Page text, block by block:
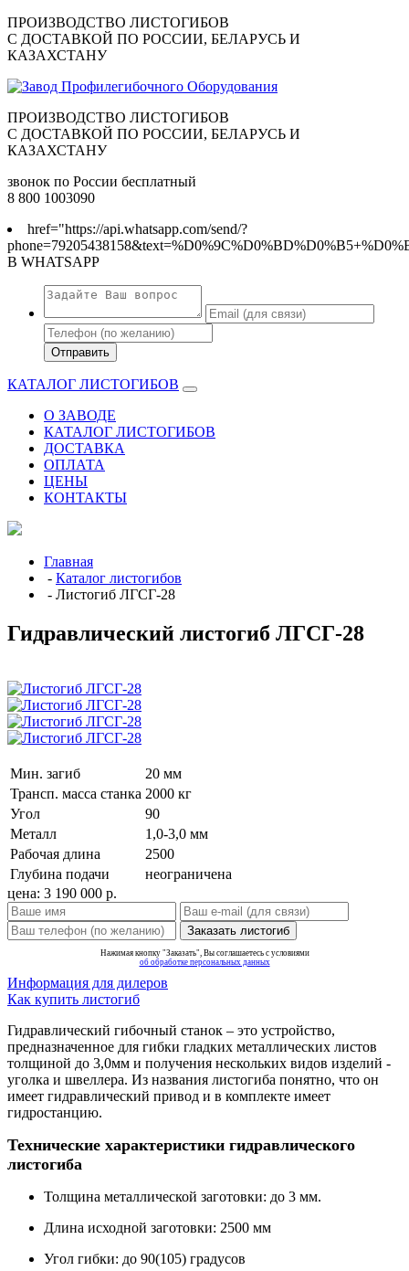
ПРОИЗВОДСТВО ЛИСТОГИБОВ
C ДОСТАВКОЙ ПО РОССИИ, БЕЛАРУСЬ И
КАЗАХСТАНУ
ПРОИЗВОДСТВО ЛИСТОГИБОВ
C ДОСТАВКОЙ ПО РОССИИ, БЕЛАРУСЬ И
КАЗАХСТАНУ
звонок по России бесплатный
8 800 1003090
href="https://api.whatsapp.com/send/?
В WHATSAPP
КАТАЛОГ ЛИСТОГИБОВ
О ЗАВОДЕ
КАТАЛОГ ЛИСТОГИБОВ
ДОСТАВКА
ОПЛАТА
ЦЕНЫ
КОНТАКТЫ
Главная
- Каталог листогибов
- Листогиб ЛГСГ-28
Гидравлический листогиб ЛГСГ-28
Мин. загиб
20 мм
Трансп. масса станка 2000 кг
Угол
90
Металл
1,0-3,0 мм
Рабочая длина
2500
Глубина подачи
неограничена
цена: 3 190 000 р.
Нажимая кнопку "Заказать", Вы соглашаетесь с условиями
об обработке персональных данных
Информация для дилеров
Как купить листогиб
Гидравлический гибочный станок – это устройство,
предназначенное для гибки гладких металлических листов
толщиной до 3,0мм и получения нескольких видов изделий -
уголка и швеллера. Из названия листогиба понятно, что он
имеет гидравлический привод и в комплекте имеет
гидростанцию.
Технические характеристики гидравлического
листогиба
Толщина металлической заготовки: до 3 мм.
Длина исходной заготовки: 2500 мм
Угол гибки: до 90(105) градусов